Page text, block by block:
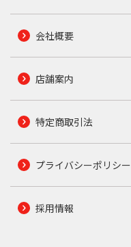
会社概要
店舗案内
特定商取引法
プライバシーポリシー
採用情報